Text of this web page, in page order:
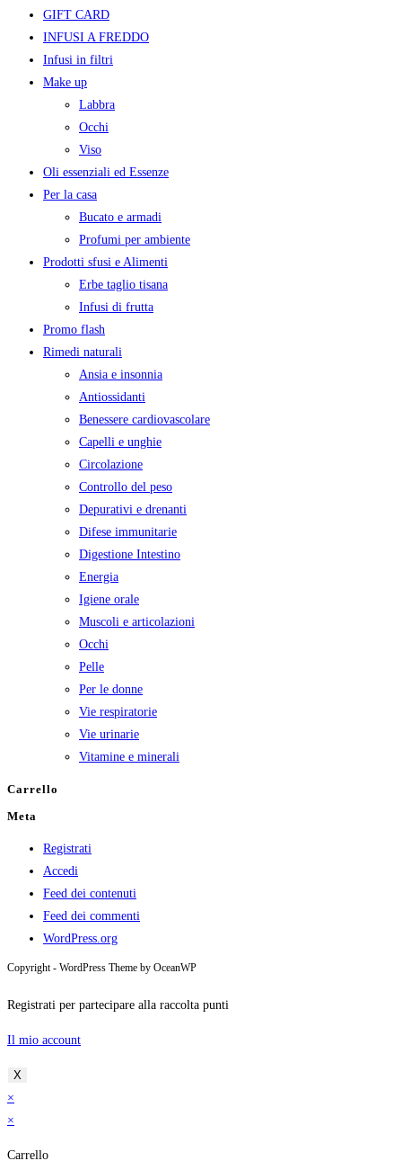
GIFT CARD
INFUSI A FREDDO
Infusi in filtri
Make up
Labbra
Occhi
Viso
Oli essenziali ed Essenze
Per la casa
Bucato e armadi
Profumi per ambiente
Prodotti sfusi e Alimenti
Erbe taglio tisana
Infusi di frutta
Promo flash
Rimedi naturali
Ansia e insonnia
Antiossidanti
Benessere cardiovascolare
Capelli e unghie
Circolazione
Controllo del peso
Depurativi e drenanti
Difese immunitarie
Digestione Intestino
Energia
Igiene orale
Muscoli e articolazioni
Occhi
Pelle
Per le donne
Vie respiratorie
Vie urinarie
Vitamine e minerali
Carrello
Meta
Registrati
Accedi
Feed dei contenuti
Feed dei commenti
WordPress.org
Copyright - WordPress Theme by OceanWP
Registrati per partecipare alla raccolta punti
Il mio account
X
×
×
Carrello